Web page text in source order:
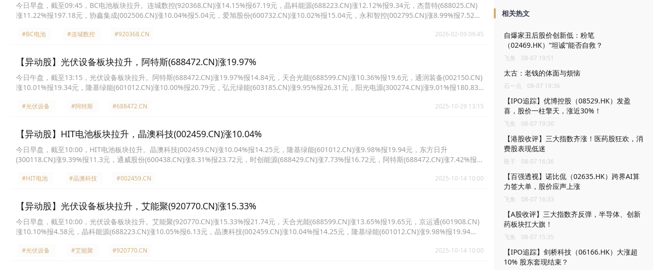
今日早盘，截至09:45，BC电池板块拉升。连城数控(920368.CN)涨14.15%报67.19元，晶科能源(688223.CN)涨12.12%报9.34元，杰普特(688025.CN)
涨11.22%报197.18元，协鑫集成(002506.CN)涨10.04%报5.04元，爱旭股份(600732.CN)涨10.02%报15.04元，永和智控(002795.CN)涨8.99%报7.52
#BC电池 #连城数控 #920368.CN 2026-02-09 09:45
【异动股】光伏设备板块拉升，阿特斯(688472.CN)涨19.97%
今日午盘，截至13:15，光伏设备板块拉升。阿特斯(688472.CN)涨19.97%报14.84元，天合光能(688599.CN)涨10.36%报19.6元，通润装备(002150.CN)
涨10.01%报19.34元，隆基绿能(601012.CN)涨10.00%报20.79元，弘元绿能(603185.CN)涨9.95%报26.31元，阳光电源(300274.CN)涨9.01%报180.83
#光伏设备 #阿特斯 #688472.CN 2025-10-29 13:15
【异动股】HIT电池板块拉升，晶澳科技(002459.CN)涨10.04%
今日早盘，截至10:00，HIT电池板块拉升。晶澳科技(002459.CN)涨10.04%报14.25元，隆基绿能(601012.CN)涨9.98%报19.94元，东方日升
(300118.CN)涨9.39%报11.3元，通威股份(600438.CN)涨8.31%报23.72元，时创能源(688429.CN)涨7.73%报16.72元，阿特斯(688472.CN)涨7.42%报
#HIT电池 #晶澳科技 #002459.CN 2025-10-14 10:00
【异动股】光伏设备板块拉升，艾能聚(920770.CN)涨15.33%
今日早盘，截至10:00，光伏设备板块拉升。艾能聚(920770.CN)涨15.33%报21.74元，天合光能(688599.CN)涨13.65%报19.65元，京运通(601908.CN)
涨10.10%报4.58元，晶科能源(688223.CN)涨10.05%报6.13元，晶澳科技(002459.CN)涨10.04%报14.25元，隆基绿能(601012.CN)涨9.98%报19.94
#光伏设备 #艾能聚 #920770.CN 2025-10-14 10:00
相关热文
自爆家丑后股价创新低：粉笔
（02469.HK）“坦诚”能否自救？
飞鱼 08-07 19:51
太古：老钱的体面与烦恼
石一点 08-07 19:36
【IPO追踪】优博控股（08529.HK）发盈
喜，股价一柱擎天，涨近30%！
飞鱼 08-07 19:30
【港股收评】三大指数齐涨！医药股狂欢，消
费股表现低迷
瓶子 08-07 16:36
【百强透视】诺比侃（02635.HK）跨界AI算
力签大单，股价应声上涨
飞鱼 08-07 16:33
【A股收评】三大指数齐反弹，半导体、创新
药板块扛大旗！
飞鱼 08-07 15:35
【IPO追踪】剑桥科技（06166.HK）大涨超
10% 股东套现结束？